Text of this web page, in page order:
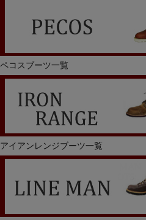
ペコスブーツ一覧
アイアンレンジブーツ一覧